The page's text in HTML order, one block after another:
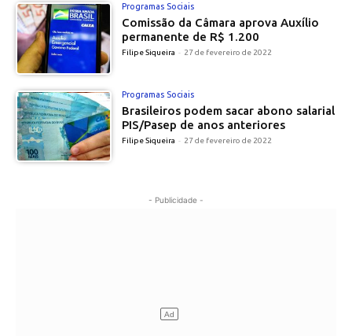
Programas Sociais
Comissão da Câmara aprova Auxílio
permanente de R$ 1.200
Filipe Siqueira - 27 de fevereiro de 2022
Programas Sociais
Brasileiros podem sacar abono salarial
PIS/Pasep de anos anteriores
Filipe Siqueira - 27 de fevereiro de 2022
- Publicidade -